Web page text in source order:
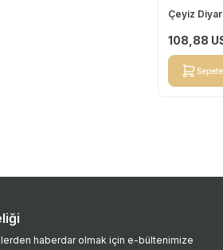
Yeni
Çeyiz
108,88
haberdar olmak için e-bültenimize